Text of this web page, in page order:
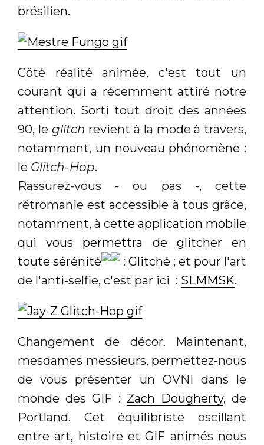
brésilien.
Côté réalité animée, c'est tout un
courant qui a récemment attiré notre
attention. Sorti tout droit des années
90, le glitch revient à la mode à travers,
notamment, un nouveau phénomène :
le Glitch-Hop.
Rassurez-vous - ou pas -, cette
rétromanie est accessible à tous grâce,
notamment, à cette application mobile
qui vous permettra de glitcher en
toute sérénité
: Glitché ; et pour l'art
de l'anti-selfie, c'est par ici : SLMMSK.
Changement de décor. Maintenant,
mesdames messieurs, permettez-nous
de vous présenter un OVNI dans le
monde des GIF : Zach Dougherty, de
Portland. Cet équilibriste oscillant
entre art, histoire et GIF animés nous